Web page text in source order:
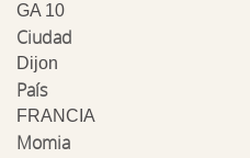
GA 10
Ciudad
Dijon
País
FRANCIA
Momia